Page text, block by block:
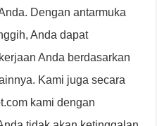
Dengan antarmuka
Anda dapat
Anda berdasarkan
Kami juga secara
kami dengan